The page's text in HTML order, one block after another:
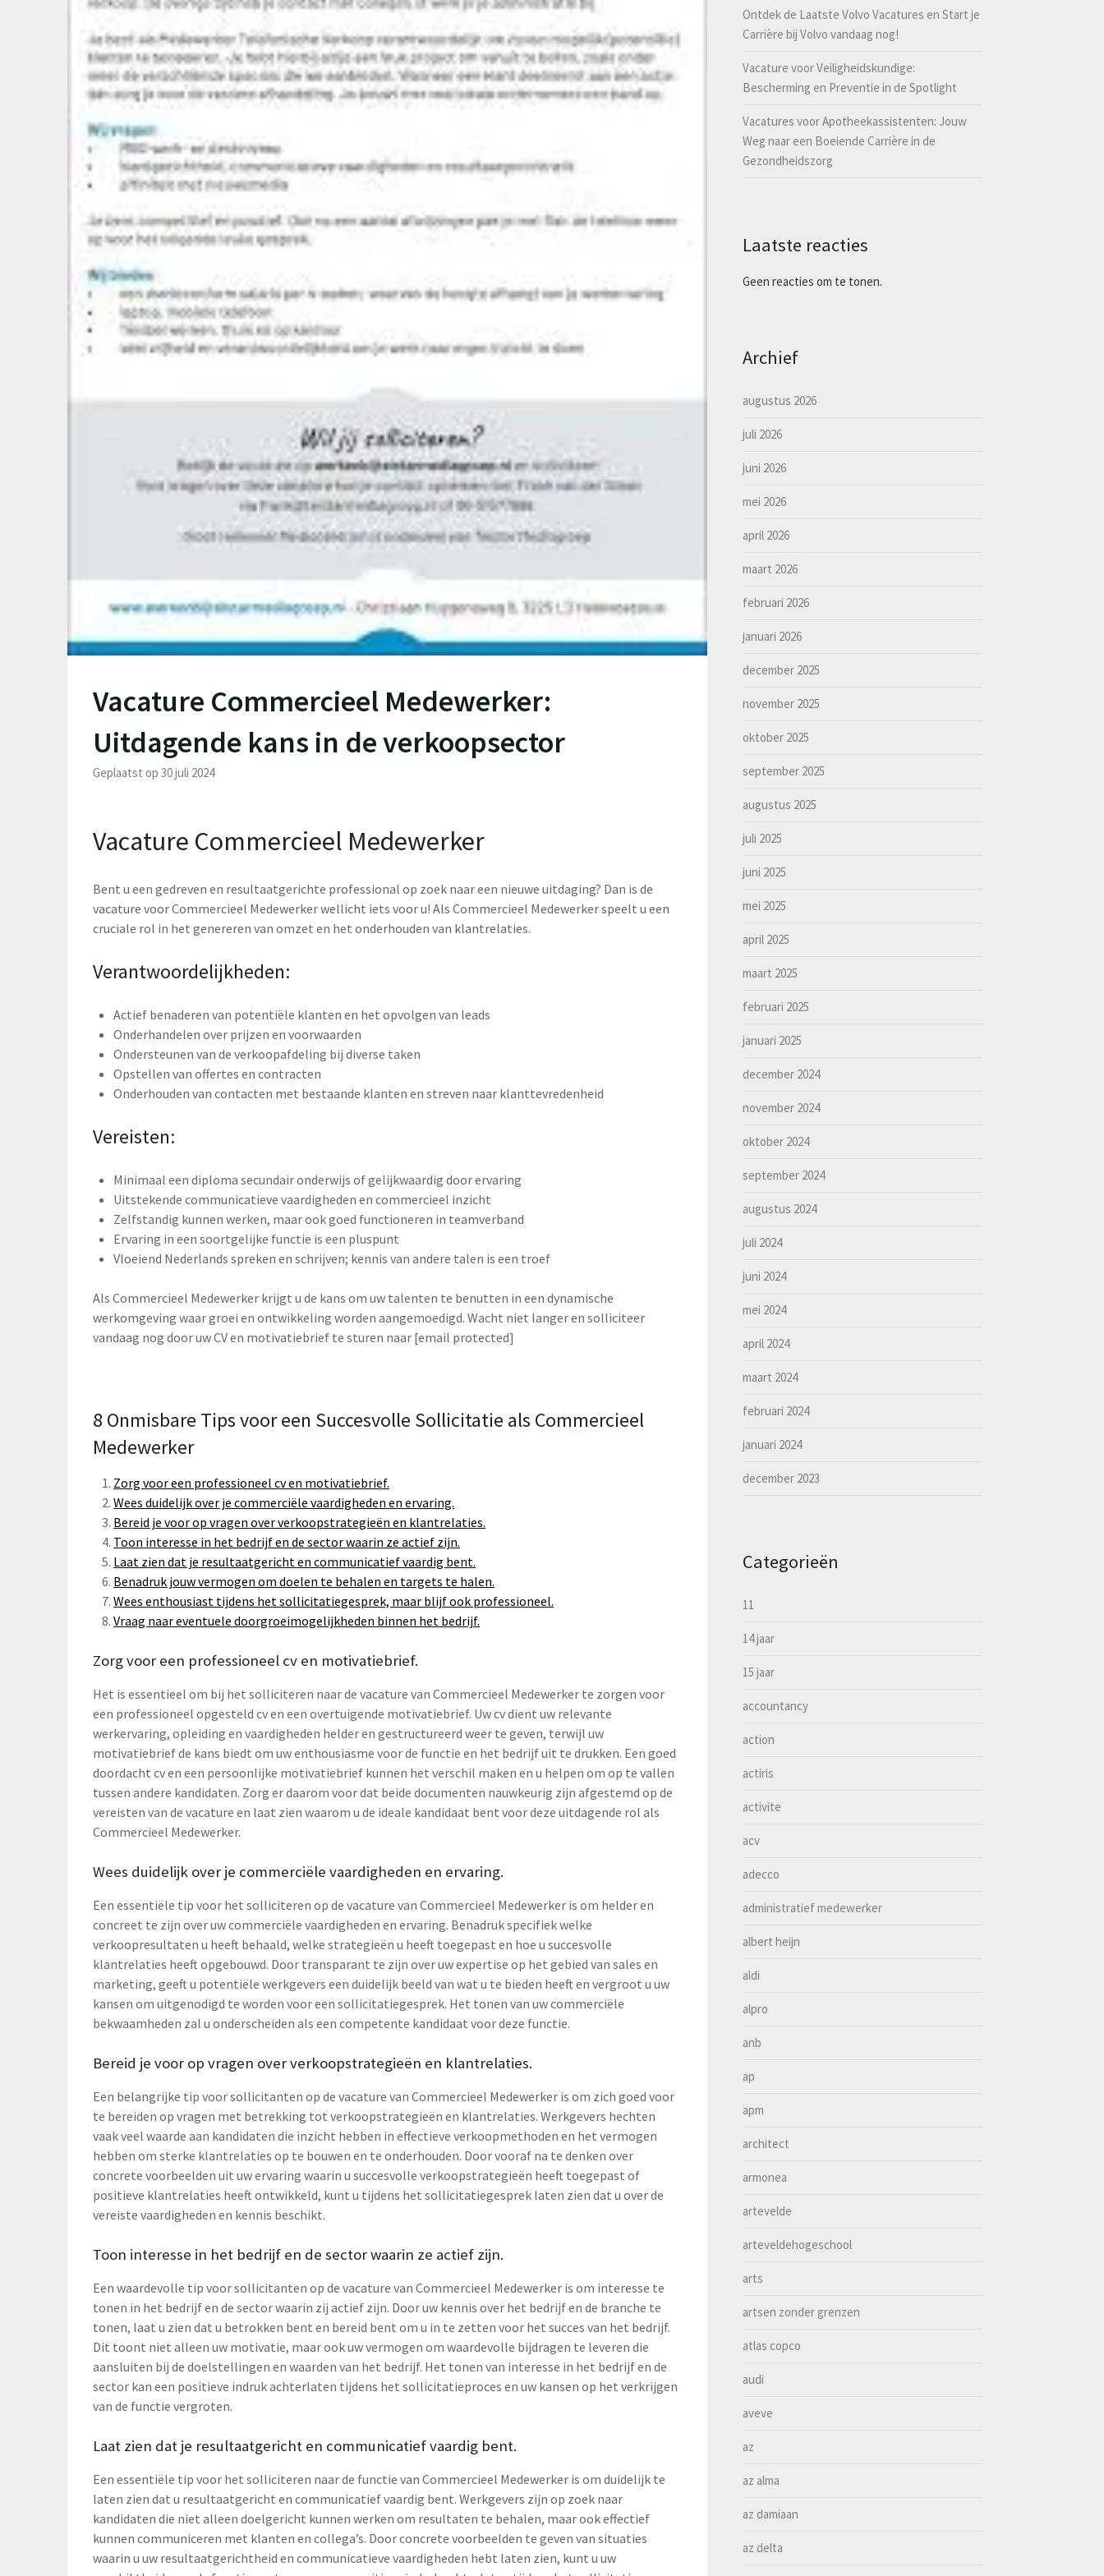
Vacature Commercieel Medewerker:
Uitdagende kans in de verkoopsector
Geplaatst op 30 juli 2024
Vacature Commercieel Medewerker
Bent u een gedreven en resultaatgerichte professional op zoek naar een nieuwe uitdaging? Dan is de
vacature voor Commercieel Medewerker wellicht iets voor u! Als Commercieel Medewerker speelt u een
cruciale rol in het genereren van omzet en het onderhouden van klantrelaties.
Verantwoordelijkheden:
Actief benaderen van potentiële klanten en het opvolgen van leads
Onderhandelen over prijzen en voorwaarden
Ondersteunen van de verkoopafdeling bij diverse taken
Opstellen van offertes en contracten
Onderhouden van contacten met bestaande klanten en streven naar klanttevredenheid
Vereisten:
Minimaal een diploma secundair onderwijs of gelijkwaardig door ervaring
Uitstekende communicatieve vaardigheden en commercieel inzicht
Zelfstandig kunnen werken, maar ook goed functioneren in teamverband
Ervaring in een soortgelijke functie is een pluspunt
Vloeiend Nederlands spreken en schrijven; kennis van andere talen is een troef
Als Commercieel Medewerker krijgt u de kans om uw talenten te benutten in een dynamische
werkomgeving waar groei en ontwikkeling worden aangemoedigd. Wacht niet langer en solliciteer
vandaag nog door uw CV en motivatiebrief te sturen naar [email protected]
8 Onmisbare Tips voor een Succesvolle Sollicitatie als Commercieel
Medewerker
Zorg voor een professioneel cv en motivatiebrief.
Wees duidelijk over je commerciële vaardigheden en ervaring.
Bereid je voor op vragen over verkoopstrategieën en klantrelaties.
Toon interesse in het bedrijf en de sector waarin ze actief zijn.
Laat zien dat je resultaatgericht en communicatief vaardig bent.
Benadruk jouw vermogen om doelen te behalen en targets te halen.
Wees enthousiast tijdens het sollicitatiegesprek, maar blijf ook professioneel.
Vraag naar eventuele doorgroeimogelijkheden binnen het bedrijf.
Zorg voor een professioneel cv en motivatiebrief.
Het is essentieel om bij het solliciteren naar de vacature van Commercieel Medewerker te zorgen voor
een professioneel opgesteld cv en een overtuigende motivatiebrief. Uw cv dient uw relevante
werkervaring, opleiding en vaardigheden helder en gestructureerd weer te geven, terwijl uw
motivatiebrief de kans biedt om uw enthousiasme voor de functie en het bedrijf uit te drukken. Een goed
doordacht cv en een persoonlijke motivatiebrief kunnen het verschil maken en u helpen om op te vallen
tussen andere kandidaten. Zorg er daarom voor dat beide documenten nauwkeurig zijn afgestemd op de
vereisten van de vacature en laat zien waarom u de ideale kandidaat bent voor deze uitdagende rol als
Commercieel Medewerker.
Wees duidelijk over je commerciële vaardigheden en ervaring.
Een essentiële tip voor het solliciteren op de vacature van Commercieel Medewerker is om helder en
concreet te zijn over uw commerciële vaardigheden en ervaring. Benadruk specifiek welke
verkoopresultaten u heeft behaald, welke strategieën u heeft toegepast en hoe u succesvolle
klantrelaties heeft opgebouwd. Door transparant te zijn over uw expertise op het gebied van sales en
marketing, geeft u potentiële werkgevers een duidelijk beeld van wat u te bieden heeft en vergroot u uw
kansen om uitgenodigd te worden voor een sollicitatiegesprek. Het tonen van uw commerciële
bekwaamheden zal u onderscheiden als een competente kandidaat voor deze functie.
Bereid je voor op vragen over verkoopstrategieën en klantrelaties.
Een belangrijke tip voor sollicitanten op de vacature van Commercieel Medewerker is om zich goed voor
te bereiden op vragen met betrekking tot verkoopstrategieën en klantrelaties. Werkgevers hechten
vaak veel waarde aan kandidaten die inzicht hebben in effectieve verkoopmethoden en het vermogen
hebben om sterke klantrelaties op te bouwen en te onderhouden. Door vooraf na te denken over
concrete voorbeelden uit uw ervaring waarin u succesvolle verkoopstrategieën heeft toegepast of
positieve klantrelaties heeft ontwikkeld, kunt u tijdens het sollicitatiegesprek laten zien dat u over de
vereiste vaardigheden en kennis beschikt.
Toon interesse in het bedrijf en de sector waarin ze actief zijn.
Een waardevolle tip voor sollicitanten op de vacature van Commercieel Medewerker is om interesse te
tonen in het bedrijf en de sector waarin zij actief zijn. Door uw kennis over het bedrijf en de branche te
tonen, laat u zien dat u betrokken bent en bereid bent om u in te zetten voor het succes van het bedrijf.
Dit toont niet alleen uw motivatie, maar ook uw vermogen om waardevolle bijdragen te leveren die
aansluiten bij de doelstellingen en waarden van het bedrijf. Het tonen van interesse in het bedrijf en de
sector kan een positieve indruk achterlaten tijdens het sollicitatieproces en uw kansen op het verkrijgen
van de functie vergroten.
Laat zien dat je resultaatgericht en communicatief vaardig bent.
Een essentiële tip voor het solliciteren naar de functie van Commercieel Medewerker is om duidelijk te
laten zien dat u resultaatgericht en communicatief vaardig bent. Werkgevers zijn op zoek naar
kandidaten die niet alleen doelgericht kunnen werken om resultaten te behalen, maar ook effectief
kunnen communiceren met klanten en collega’s. Door concrete voorbeelden te geven van situaties
waarin u uw resultaatgerichtheid en communicatieve vaardigheden hebt laten zien, kunt u uw
Ontdek de Laatste Volvo Vacatures en Start je
Carrière bij Volvo vandaag nog!
Vacature voor Veiligheidskundige:
Bescherming en Preventie in de Spotlight
Vacatures voor Apotheekassistenten: Jouw
Weg naar een Boeiende Carrière in de
Gezondheidszorg
Laatste reacties
Geen reacties om te tonen.
Archief
augustus 2026
juli 2026
juni 2026
mei 2026
april 2026
maart 2026
februari 2026
januari 2026
december 2025
november 2025
oktober 2025
september 2025
augustus 2025
juli 2025
juni 2025
mei 2025
april 2025
maart 2025
februari 2025
januari 2025
december 2024
november 2024
oktober 2024
september 2024
augustus 2024
juli 2024
juni 2024
mei 2024
april 2024
maart 2024
februari 2024
januari 2024
december 2023
Categorieën
11
14 jaar
15 jaar
accountancy
action
actiris
activite
acv
adecco
administratief medewerker
albert heijn
aldi
alpro
anb
ap
apm
architect
armonea
artevelde
arteveldehogeschool
arts
artsen zonder grenzen
atlas copco
audi
aveve
az
az alma
az damiaan
az delta